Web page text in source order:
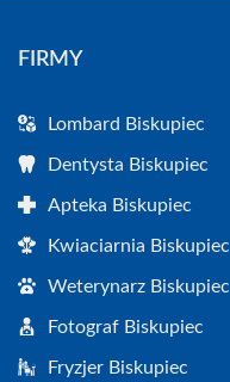
FIRMY
Lombard Biskupiec
Dentysta Biskupiec
Apteka Biskupiec
Kwiaciarnia Biskupiec
Weterynarz Biskupiec
Fotograf Biskupiec
Fryzjer Biskupiec